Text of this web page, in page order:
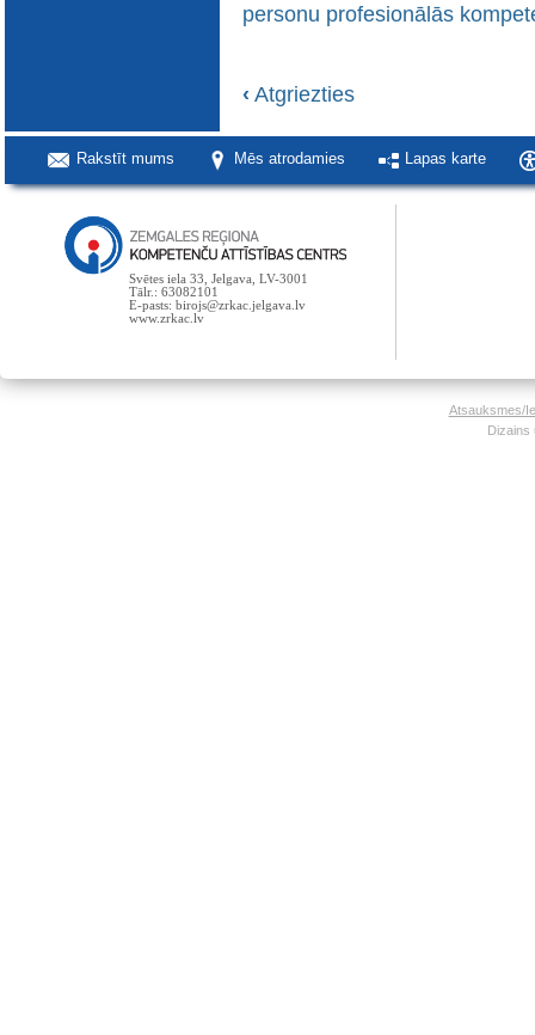
personu profesionālās
‹ Atgriezties
Rakstīt mums Mēs atrodamies Lapas karte
Svētes iela 33, Jelgava, LV-3001
Tālr.: 63082101
E-pasts: birojs@zrkac.jelgava.lv
www.zrkac.lv
Atsauksmes/
Dizains